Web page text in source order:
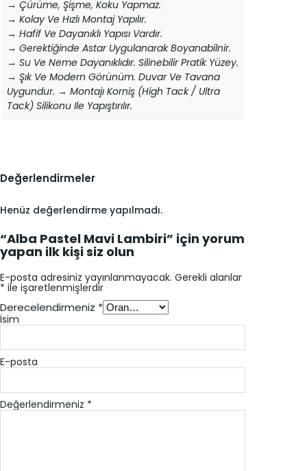
→ Çürüme, Şişme, Koku Yapmaz.
→ Kolay Ve Hızlı Montaj Yapılır.
→ Hafif Ve Dayanıklı Yapısı Vardır.
→ Gerektiğinde Astar Uygulanarak Boyanabilnir.
→ Su Ve Neme Dayanıklıdır. Silinebilir Pratik Yüzey.
→ Şık Ve Modern Görünüm. Duvar Ve Tavana
Uygundur. → Montajı Korniş (high Tack / Ultra
Tack) Silikonu Ile Yapıştırılır.
Değerlendirmeler
Henüz değerlendirme yapılmadı.
“Alba Pastel Mavi Lambiri” için yorum
yapan ilk kişi siz olun
E-posta adresiniz yayınlanmayacak. Gerekli alanlar
* ile işaretlenmişlerdir
Derecelendirmeniz *
Değerlendirmeniz *
İsim
E-posta